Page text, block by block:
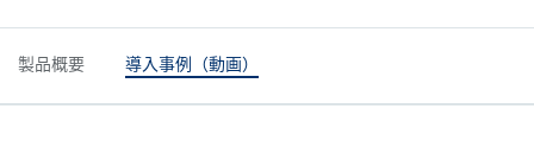
製品概要 導入事例（動画）